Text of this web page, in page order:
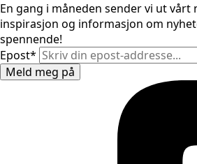
En gang i måneden sender vi ut vårt
inspirasjon og informasjon om
spennende!
Epost*
Meld meg på